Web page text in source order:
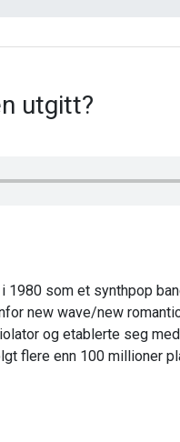
utgitt?
1980 som et synthpop
new wave/new
og etablerte seg
flere enn 100 millioner